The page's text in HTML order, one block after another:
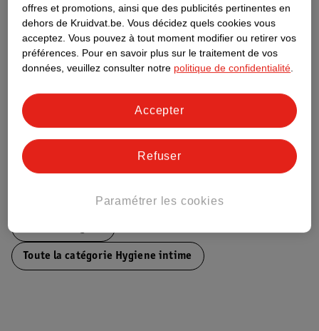
Nature Impact Score
Ce produit n’a (pas encore) de "Nature
Impact Score".
Informations sur la commande et la livraison
Toute la catégorie Hygiene intime
offres et promotions, ainsi que des publicités pertinentes en
dehors de Kruidvat.be. Vous décidez quels cookies vous
acceptez. Vous pouvez à tout moment modifier ou retirer vos
préférences. Pour en savoir plus sur le traitement de vos
données, veuillez consulter notre politique de confidentialité.
Paramétrer les cookies
Refuser
Accepter